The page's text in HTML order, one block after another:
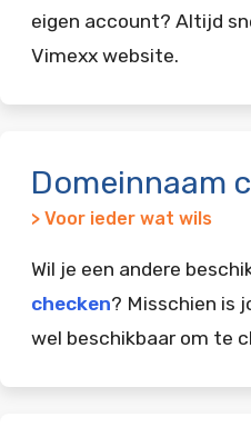
eigen account? Altijd
Vimexx website.
Domeinnaam
> Voor ieder wat wils
Wil je een andere
checken? Misschien is
wel beschikbaar om te